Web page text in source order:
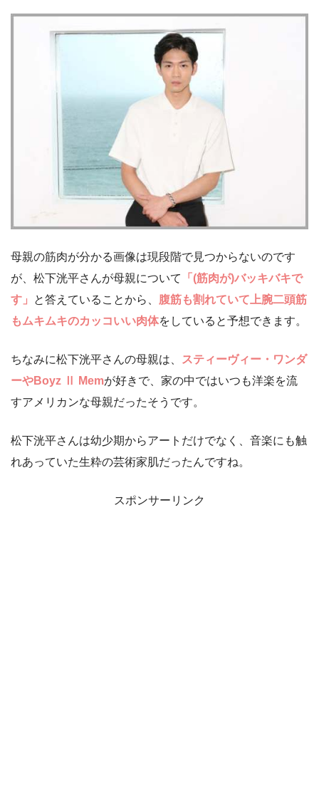
母親の筋肉が分かる画像は現段階で見つからないのです
が、松下洸平さんが母親について
「(筋肉が)バッキバキで
す」
と答えていることから、 腹筋も割れていて上腕二頭筋
もムキムキのカッコいい肉体をしていると予想できます。
ちなみに松下洸平さんの母親は、
スティーヴィー・ワンダ
ーやBoyz Ⅱ Memが好きで、家の中ではいつも洋楽を流
すアメリカンな母親だったそうです。
松下洸平さんは幼少期からアートだけでなく、音楽にも触
れあっていた生粋の芸術家肌だったんですね。
スポンサーリンク